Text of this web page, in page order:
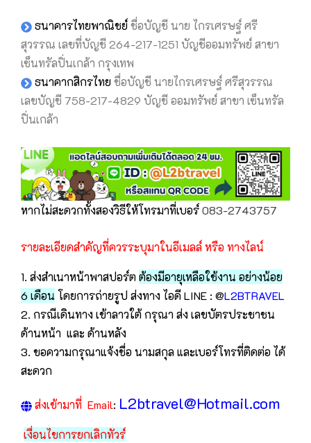
ธนาคารไทยพาณิชย์ชื่อบัญชี นาย ไกรเศรษฐ์ ศรี
สุวรรณ เลขที่บัญชี 264-217-1251 บัญชีออมทรัพย์ สาขา
เซ็นทรัลปิ่นเกล้า กรุงเทพ
ธนาคากสิกรไทยชื่อบัญชี นายไกรเศรษฐ์ ศรีสุวรรณ
เลขบัญชี 758-217-4829 บัญชี ออมทรัพย์ สาขา เซ็นทรัล
ปิ่นเกล้า
หากไม่สะดวกทั้งสองวิธีให้โทรมาที่เบอร์083-2743757
รายละเอียดสำคัญที่ควรระบุมาในอีเมลล์ หรือ ทางไลน์
1. ส่งสำเนาหน้าพาสปอร์ตต้องมีอายุเหลือใช้งาน อย่างน้อย
6 เดือน โดยการถ่ายรูป ส่งทาง ไอดี LINE : @L2BTRAVEL
2. กรณีเดินทาง เข้าลาวใต้ กรุณา ส่ง เลขบัตรประชาชน
ด้านหน้า และ ด้านหลัง
3. ขอความกรุณาแจ้งชื่อ นามสกุล และเบอร์โทรที่ติดต่อ ได้
สะดวก
ส่งเข้ามาที่ Email: L2btravel@Hotmail.com
เงื่อนไขการยกเลิกทัวร์